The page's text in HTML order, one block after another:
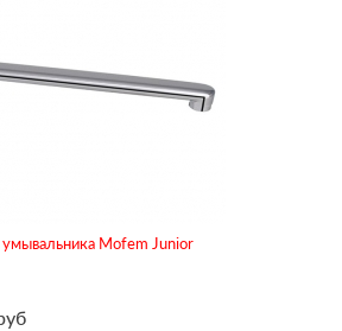
Mofem Junior